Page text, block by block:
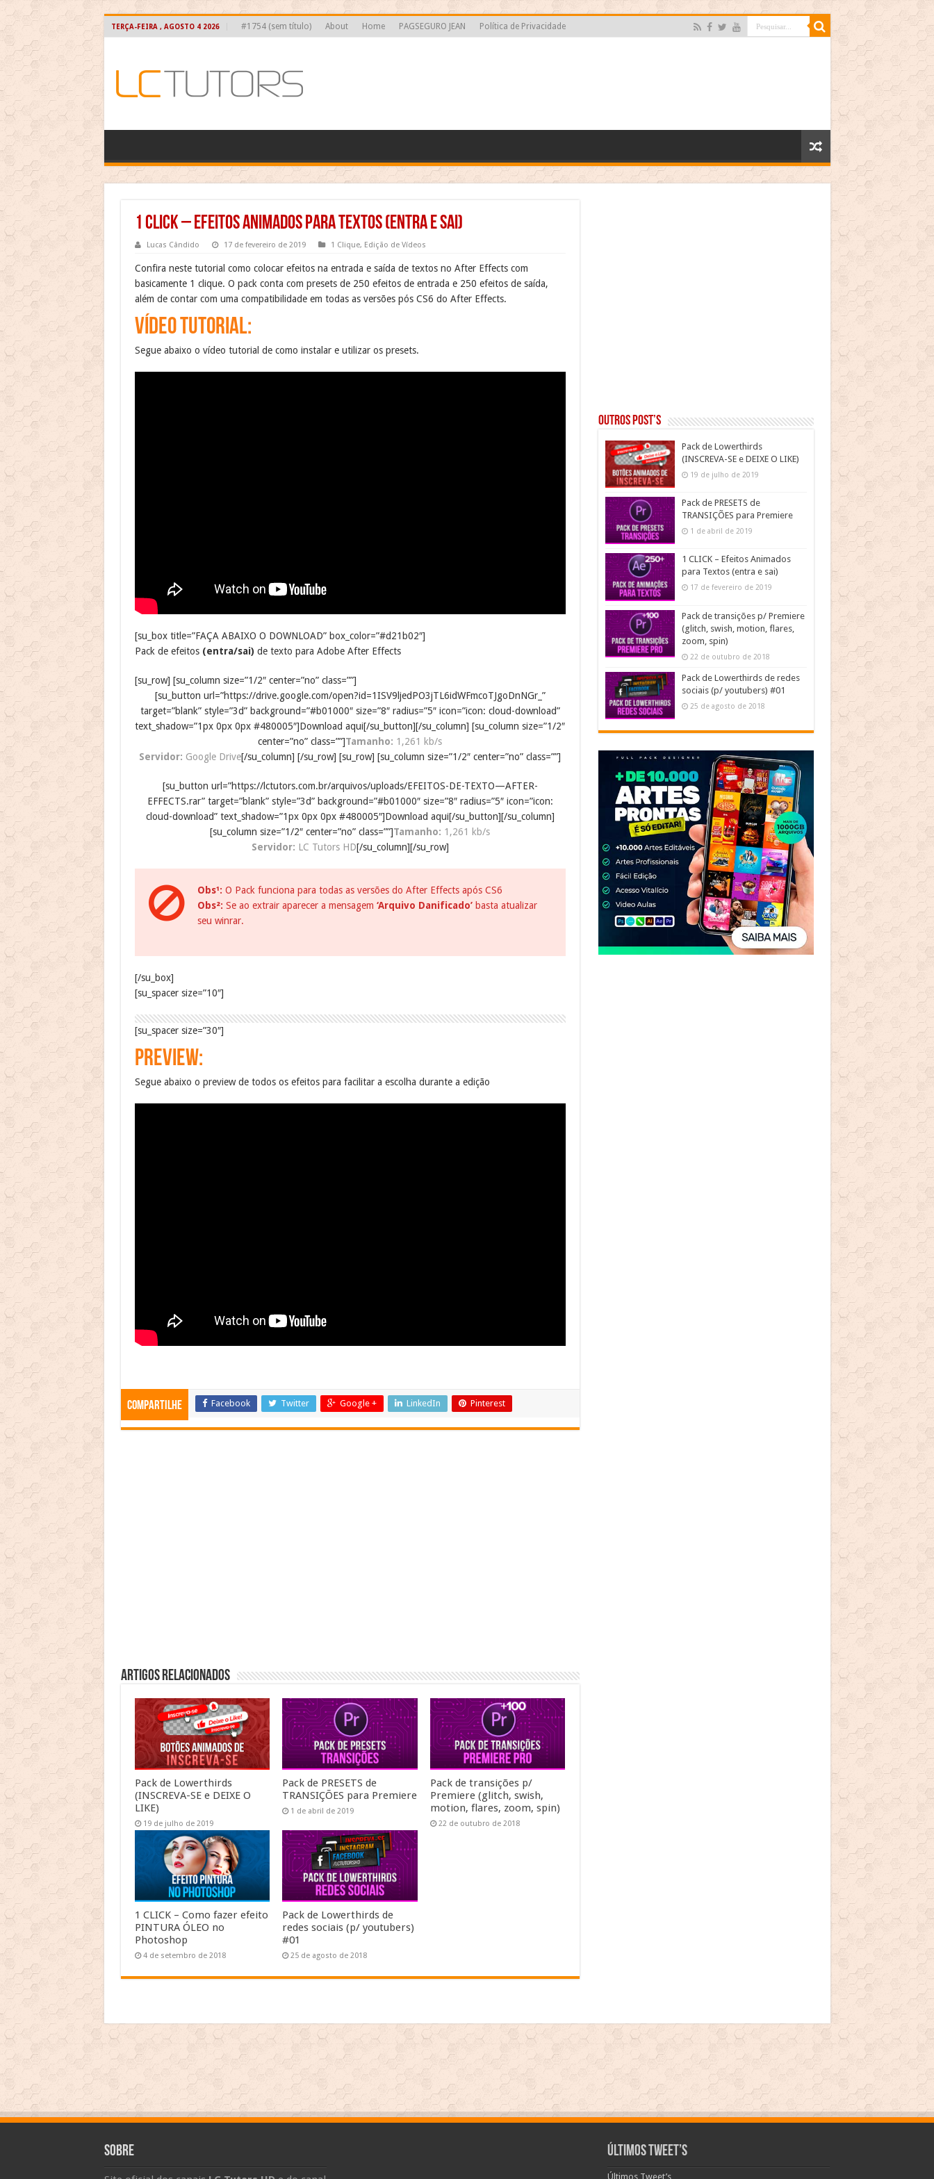
TERÇA-FEIRA , AGOSTO 4 2026 #1754 (sem título) About Home PAGSEGURO JEAN Política de Privacidade
1 CLICK – Efeitos Animados para Textos (entra e sai)
Lucas Cândido 17 de fevereiro de 2019 1 Clique, Edição de Vídeos
Confira neste tutorial como colocar efeitos na entrada e saída de textos no After Effects com
basicamente 1 clique. O pack conta com presets de 250 efeitos de entrada e 250 efeitos de saída,
além de contar com uma compatibilidade em todas as versões pós CS6 do After Effects.
VÍDEO TUTORIAL:
Segue abaixo o vídeo tutorial de como instalar e utilizar os presets.
[su_box title=”FAÇA ABAIXO O DOWNLOAD” box_color=”#d21b02″]
Pack de efeitos (entra/sai) de texto para Adobe After Effects
[su_row] [su_column size=”1/2″ center=”no” class=””]
[su_button url=”https://drive.google.com/open?id=1ISV9ljedPO3jTL6idWFmcoTJgoDnNGr_”
target=”blank” style=”3d” background=”#b01000″ size=”8″ radius=”5″ icon=”icon: cloud-download”
text_shadow=”1px 0px 0px #480005″]Download aqui[/su_button][/su_column] [su_column size=”1/2″
center=”no” class=””]Tamanho: 1,261 kb/s
Servidor: Google Drive[/su_column] [/su_row] [su_row] [su_column size=”1/2″ center=”no” class=””]
[su_button url=”https://lctutors.com.br/arquivos/uploads/EFEITOS-DE-TEXTO—AFTER-
EFFECTS.rar” target=”blank” style=”3d” background=”#b01000″ size=”8″ radius=”5″ icon=”icon:
cloud-download” text_shadow=”1px 0px 0px #480005″]Download aqui[/su_button][/su_column]
[su_column size=”1/2″ center=”no” class=””]Tamanho: 1,261 kb/s
Servidor: LC Tutors HD[/su_column][/su_row]
Obs¹: O Pack funciona para todas as versões do After Effects após CS6
Obs²: Se ao extrair aparecer a mensagem ‘Arquivo Danificado’basta atualizar
seu winrar.
[/su_box]
[su_spacer size=”10″]
[su_spacer size=”30″]
PREVIEW:
Segue abaixo o preview de todos os efeitos para facilitar a escolha durante a edição
Compartilhe Facebook Twitter Google + LinkedIn Pinterest
Artigos Relacionados
Pack de Lowerthirds
(INSCREVA-SE e DEIXE O
LIKE)
19 de julho de 2019
Pack de PRESETS de
TRANSIÇÕES para Premiere
1 de abril de 2019
Pack de transições p/
Premiere (glitch, swish,
motion, flares, zoom, spin)
22 de outubro de 2018
1 CLICK – Como fazer efeito
PINTURA ÓLEO no
Photoshop
4 de setembro de 2018
Pack de Lowerthirds de
redes sociais (p/ youtubers)
#01
25 de agosto de 2018
Outros post’s
Pack de Lowerthirds
(INSCREVA-SE e DEIXE O LIKE)
19 de julho de 2019
Pack de PRESETS de
TRANSIÇÕES para Premiere
1 de abril de 2019
1 CLICK – Efeitos Animados
para Textos (entra e sai)
17 de fevereiro de 2019
Pack de transições p/ Premiere
(glitch, swish, motion, flares,
zoom, spin)
22 de outubro de 2018
Pack de Lowerthirds de redes
sociais (p/ youtubers) #01
25 de agosto de 2018
Sobre Últimos Tweet’s
Últimos Tweet’s